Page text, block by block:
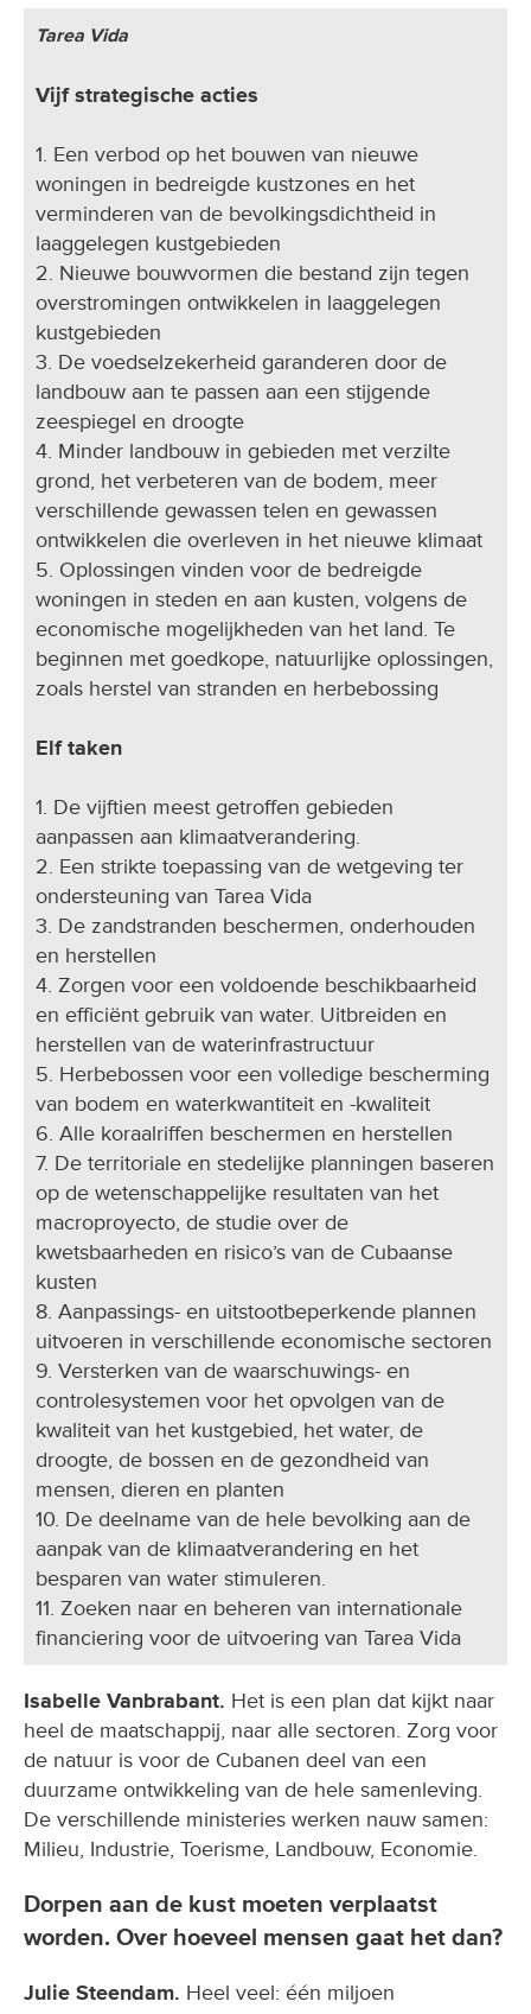
Tarea Vida
Vijf strategische acties
1. Een verbod op het bouwen van nieuwe
woningen in bedreigde kustzones en het
verminderen van de bevolkingsdichtheid in
laaggelegen kustgebieden
2. Nieuwe bouwvormen die bestand zijn tegen
overstromingen ontwikkelen in laaggelegen
kustgebieden
3. De voedselzekerheid garanderen door de
landbouw aan te passen aan een stijgende
zeespiegel en droogte
4. Minder landbouw in gebieden met verzilte
grond, het verbeteren van de bodem, meer
verschillende gewassen telen en gewassen
ontwikkelen die overleven in het nieuwe klimaat
5. Oplossingen vinden voor de bedreigde
woningen in steden en aan kusten, volgens de
economische mogelijkheden van het land. Te
beginnen met goedkope, natuurlijke oplossingen,
zoals herstel van stranden en herbebossing
Elf taken
1. De vijftien meest getroffen gebieden
aanpassen aan klimaatverandering.
2. Een strikte toepassing van de wetgeving ter
ondersteuning van Tarea Vida
3. De zandstranden beschermen, onderhouden
en herstellen
4. Zorgen voor een voldoende beschikbaarheid
en efficiënt gebruik van water. Uitbreiden en
herstellen van de waterinfrastructuur
5. Herbebossen voor een volledige bescherming
van bodem en waterkwantiteit en -kwaliteit
6. Alle koraalriffen beschermen en herstellen
7. De territoriale en stedelijke planningen baseren
op de wetenschappelijke resultaten van het
macroproyecto, de studie over de
kwetsbaarheden en risico’s van de Cubaanse
kusten
8. Aanpassings- en uitstootbeperkende plannen
uitvoeren in verschillende economische sectoren
9. Versterken van de waarschuwings- en
controlesystemen voor het opvolgen van de
kwaliteit van het kustgebied, het water, de
droogte, de bossen en de gezondheid van
mensen, dieren en planten
10. De deelname van de hele bevolking aan de
aanpak van de klimaatverandering en het
besparen van water stimuleren.
11. Zoeken naar en beheren van internationale
financiering voor de uitvoering van Tarea Vida
Isabelle Vanbrabant. Het is een plan dat kijkt naar
heel de maatschappij, naar alle sectoren. Zorg voor
de natuur is voor de Cubanen deel van een
duurzame ontwikkeling van de hele samenleving.
De verschillende ministeries werken nauw samen:
Milieu, Industrie, Toerisme, Landbouw, Economie.
Dorpen aan de kust moeten verplaatst
worden. Over hoeveel mensen gaat het dan?
Julie Steendam. Heel veel: één miljoen